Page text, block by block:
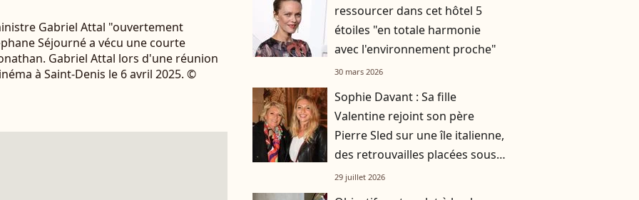
Gabriel Attal "ouvertement
Séjourné a vécu une courte
Gabriel Attal lors d'une réunion
à Saint-Denis le 6 avril 2025. ©
ressourcer dans cet hôtel 5
étoiles "en totale harmonie
avec l'environnement proche"
30 mars 2026
Sophie Davant : Sa fille
Valentine rejoint son père
Pierre Sled sur une île italienne,
des retrouvailles placées sous
le signe de la gourmandise !
29 juillet 2026